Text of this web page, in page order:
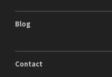
Blog
Contact